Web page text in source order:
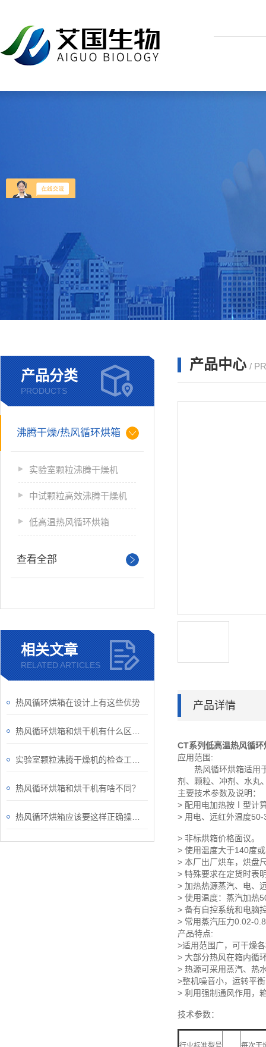
产品分类
PRODUCTS
沸腾干燥/热风循环烘箱
实验室颗粒沸腾干燥机
中试颗粒高效沸腾干燥机
低高温热风循环烘箱
查看全部
相关文章
RELATED ARTICLES
热风循环烘箱在设计上有这些优势
热风循环烘箱和烘干机有啥不同？
产品中心 /
产品详情
CT系列低高温热风循环
应用范围:
热风循环烘箱适用于
剂、颗粒、冲剂、水丸
主要技术参数及说明：
> 配用电加热按Ⅰ型计
> 用电、远红外温度50-
> 非标烘箱价格面议。
> 使用温度大于140度
> 本厂出厂烘车，烘盘
> 特殊要求在定货时表
> 加热热源蒸汽、电、
> 使用温度：蒸汽加热
> 备有自控系统和电脑
> 常用蒸汽压力0.02-
产品特点:
>适用范围广，可干燥
> 大部分热风在箱内循
> 热源可采用蒸汽、热
>整机噪音小，运转平
> 利用强制通风作用，
技术参数：